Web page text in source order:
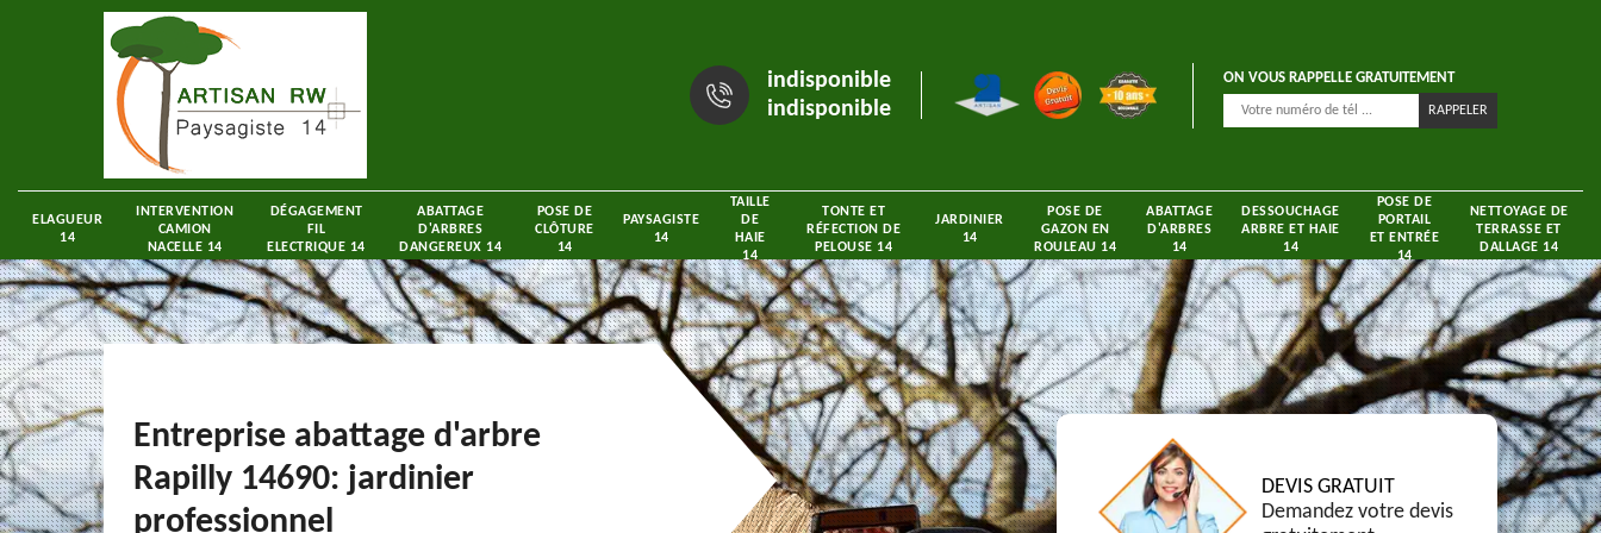
indisponible
indisponible
ON VOUS RAPPELLE GRATUITEMENT
ELAGUEUR
14
INTERVENTION
CAMION
NACELLE 14
DÉGAGEMENT
FIL
ELECTRIQUE 14
ABATTAGE
D'ARBRES
DANGEREUX 14
POSE DE
CLÔTURE
14
PAYSAGISTE
14
TAILLE
DE
HAIE
14
TONTE ET
RÉFECTION DE
PELOUSE 14
JARDINIER
14
POSE DE
GAZON EN
ROULEAU 14
ABATTAGE
D'ARBRES
14
DESSOUCHAGE
ARBRE ET HAIE
14
POSE DE
PORTAIL
ET ENTRÉE
14
NETTOYAGE DE
TERRASSE ET
DALLAGE 14
Entreprise abattage d'arbre
Rapilly 14690: jardinier
professionnel
DEVIS GRATUIT
Demandez votre devis